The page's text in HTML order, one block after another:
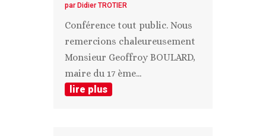
par Didier TROTIER
Conférence tout public. Nous
remercions chaleureusement
Monsieur Geoffroy BOULARD,
maire du 17 ème...
lire plus